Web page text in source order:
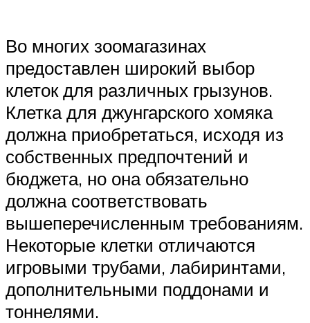
Во многих зоомагазинах
предоставлен широкий выбор
клеток для различных грызунов.
Клетка для джунгарского хомяка
должна приобретаться, исходя из
собственных предпочтений и
бюджета, но она обязательно
должна соответствовать
вышеперечисленным требованиям.
Некоторые клетки отличаются
игровыми трубами, лабиринтами,
дополнительными поддонами и
тоннелями.